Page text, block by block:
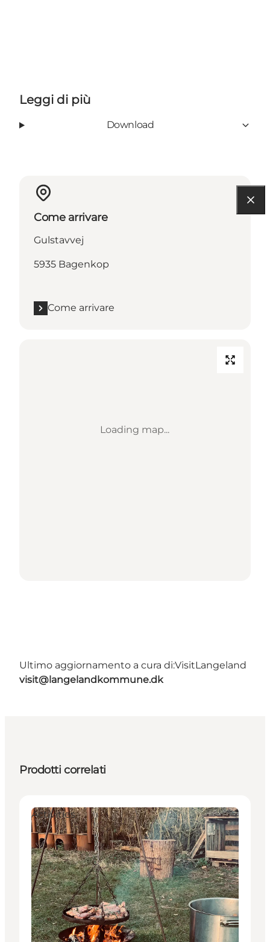
Leggi di più
Download
Come arrivare
Gulstavvej
5935 Bagenkop
Come arrivare
Loading map...
Ultimo aggiornamento a cura di:VisitLangeland
visit@langelandkommune.dk
Prodotti correlati
Activities